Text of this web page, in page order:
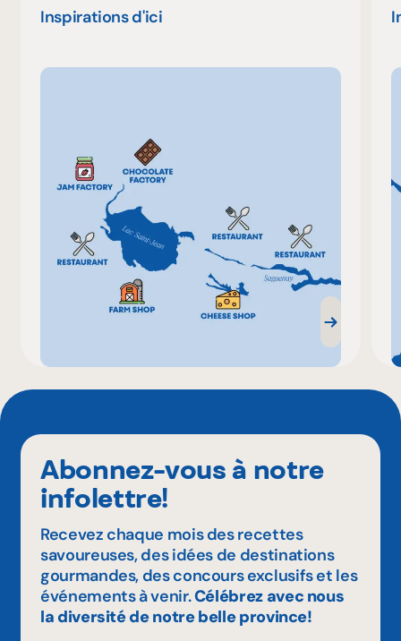
Inspirations d'ici
Abonnez-vous à notre
infolettre!
Recevez chaque mois des recettes
savoureuses, des idées de destinations
gourmandes, des concours exclusifs et les
événements à venir.Célébrez avec nous
la diversité de notre belle province!